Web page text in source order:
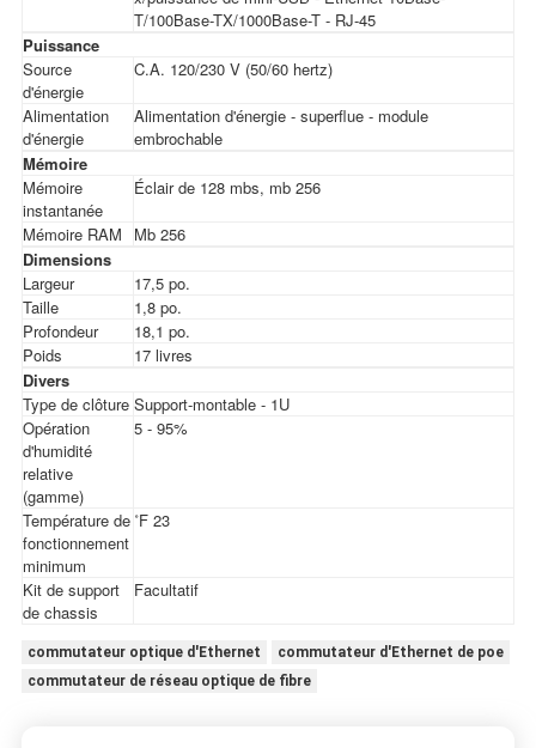
T/100Base-TX/1000Base-T - RJ-45
Puissance
Source
d'énergie
C.A. 120/230 V (50/60 hertz)
Alimentation
d'énergie
Alimentation d'énergie - superflue - module
embrochable
Mémoire
Mémoire
instantanée
Éclair de 128 mbs, mb 256
Mémoire RAM
Mb 256
Dimensions
Largeur
17,5 po.
Taille
1,8 po.
Profondeur
18,1 po.
Poids
17 livres
Divers
Type de clôture Support-montable - 1U
Opération
d'humidité
relative
(gamme)
5 - 95%
Température de
fonctionnement
minimum
˚F 23
Kit de support
de chassis
Facultatif
commutateur optique d'Ethernet
commutateur d'Ethernet de poe
commutateur de réseau optique de fibre